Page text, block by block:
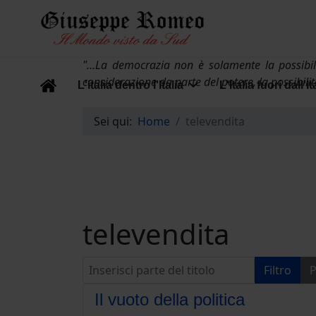
L'italia dentro l'Italia L'Italia fuori
"…La democrazia non è solamente la
considerazione da parte del potere, la
Sei qui: Home televendita
televendita
Inserisci parte del titolo Filtro
Il vuoto della politica